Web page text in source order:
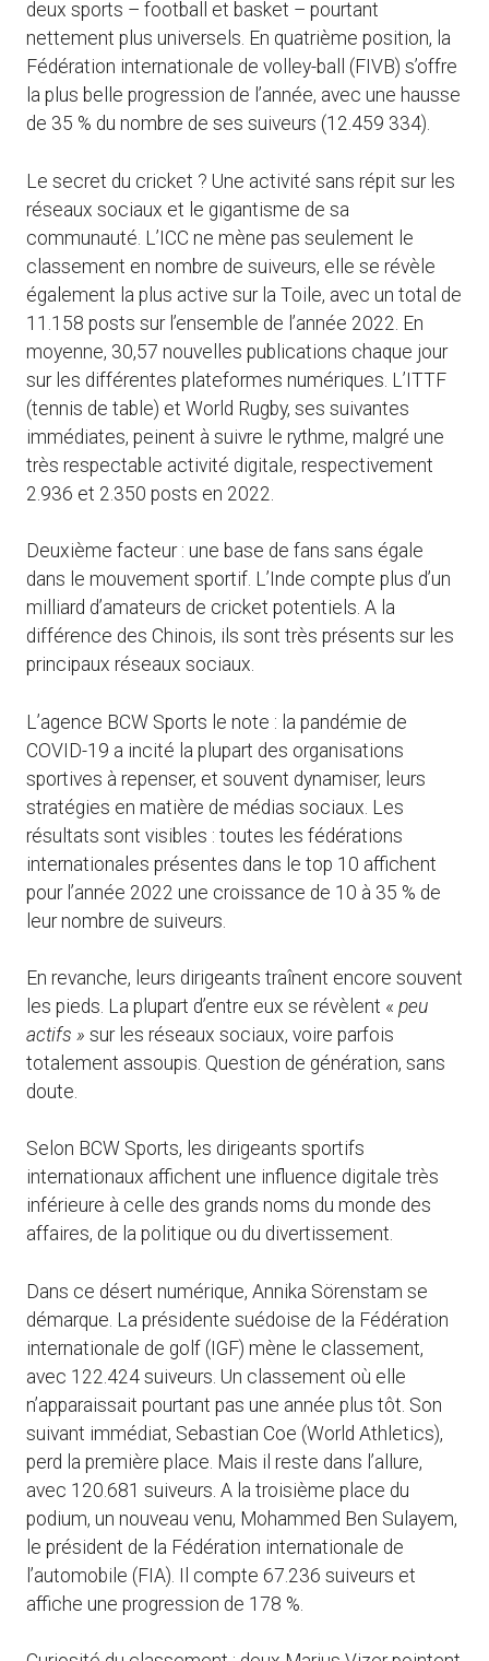
deux sports – football et basket – pourtant
nettement plus universels. En quatrième position, la
Fédération internationale de volley-ball (FIVB) s’offre
la plus belle progression de l’année, avec une hausse
de 35 % du nombre de ses suiveurs (12.459 334).
Le secret du cricket ? Une activité sans répit sur les
réseaux sociaux et le gigantisme de sa
communauté. L’ICC ne mène pas seulement le
classement en nombre de suiveurs, elle se révèle
également la plus active sur la Toile, avec un total de
11.158 posts sur l’ensemble de l’année 2022. En
moyenne, 30,57 nouvelles publications chaque jour
sur les différentes plateformes numériques. L’ITTF
(tennis de table) et World Rugby, ses suivantes
immédiates, peinent à suivre le rythme, malgré une
très respectable activité digitale, respectivement
2.936 et 2.350 posts en 2022.
Deuxième facteur : une base de fans sans égale
dans le mouvement sportif. L’Inde compte plus d’un
milliard d’amateurs de cricket potentiels. A la
différence des Chinois, ils sont très présents sur les
principaux réseaux sociaux.
L’agence BCW Sports le note : la pandémie de
COVID-19 a incité la plupart des organisations
sportives à repenser, et souvent dynamiser, leurs
stratégies en matière de médias sociaux. Les
résultats sont visibles : toutes les fédérations
internationales présentes dans le top 10 affichent
pour l’année 2022 une croissance de 10 à 35 % de
leur nombre de suiveurs.
En revanche, leurs dirigeants traînent encore souvent
les pieds. La plupart d’entre eux se révèlent « peu
actifs » sur les réseaux sociaux, voire parfois
totalement assoupis. Question de génération, sans
doute.
Selon BCW Sports, les dirigeants sportifs
internationaux affichent une influence digitale très
inférieure à celle des grands noms du monde des
affaires, de la politique ou du divertissement.
Dans ce désert numérique, Annika Sörenstam se
démarque. La présidente suédoise de la Fédération
internationale de golf (IGF) mène le classement,
avec 122.424 suiveurs. Un classement où elle
n’apparaissait pourtant pas une année plus tôt. Son
suivant immédiat, Sebastian Coe (World Athletics),
perd la première place. Mais il reste dans l’allure,
avec 120.681 suiveurs. A la troisième place du
podium, un nouveau venu, Mohammed Ben Sulayem,
le président de la Fédération internationale de
l’automobile (FIA). Il compte 67.236 suiveurs et
affiche une progression de 178 %.